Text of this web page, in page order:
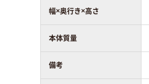
幅×奥行き×高さ
本体質量
備考